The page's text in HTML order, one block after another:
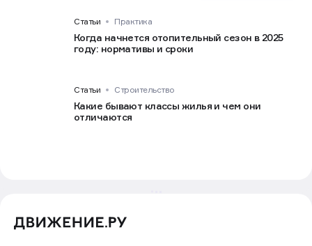
Статьи Практика
Когда начнется отопительный сезон в 2025
году: нормативы и сроки
Статьи Строительство
Какие бывают классы жилья и чем они
отличаются